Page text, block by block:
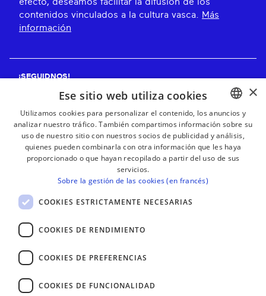
contenidos vinculados a la cultura vasca.
Más
información
¡SEGUIDNOS!
¡RECIBE NUESTROS BOLETINES!
Suscribirse
BASQUE
FRENCH
×
Ese sitio web utiliza cookies
Utilizamos cookies para personalizar el contenido, los anuncios y
analizar nuestro tráfico. También compartimos información sobre su
uso de nuestro sitio con nuestros socios de publicidad y análisis,
quienes pueden combinarla con otra información que les haya
proporcionado o que hayan recopilado a partir del uso de sus
servicios.
Sobre la gestión de las cookies (en francés)
COOKIES ESTRICTAMENTE NECESARIAS
COOKIES DE RENDIMIENTO
COOKIES DE PREFERENCIAS
COOKIES DE FUNCIONALIDAD